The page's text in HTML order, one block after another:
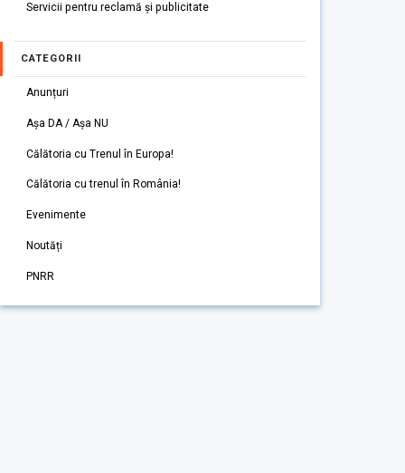
Servicii pentru reclamă și publicitate
CATEGORII
Anunțuri
Așa DA / Așa NU
Călătoria cu Trenul în Europa!
Călătoria cu trenul în România!
Evenimente
Noutăți
PNRR